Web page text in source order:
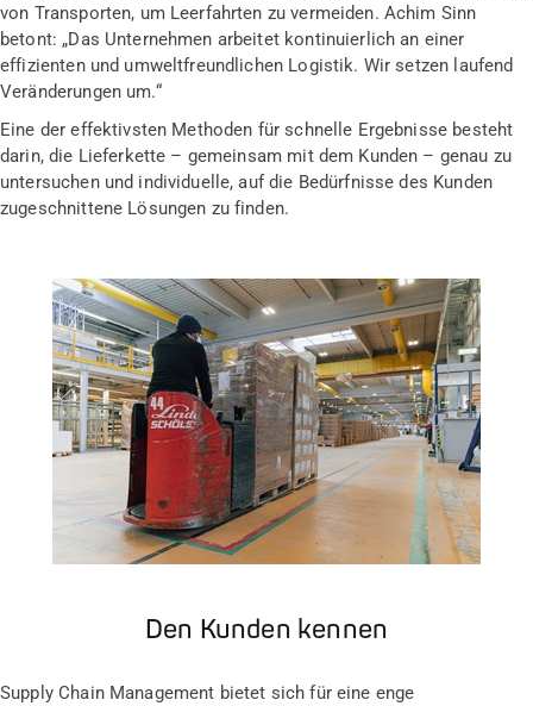
von Transporten, um Leerfahrten zu vermeiden. Achim Sinn
betont: „Das Unternehmen arbeitet kontinuierlich an einer
effizienten und umweltfreundlichen Logistik. Wir setzen laufend
Veränderungen um.“
Eine der effektivsten Methoden für schnelle Ergebnisse besteht
darin, die Lieferkette – gemeinsam mit dem Kunden – genau zu
untersuchen und individuelle, auf die Bedürfnisse des Kunden
zugeschnittene Lösungen zu finden.
Den Kunden kennen
Supply Chain Management bietet sich für eine enge